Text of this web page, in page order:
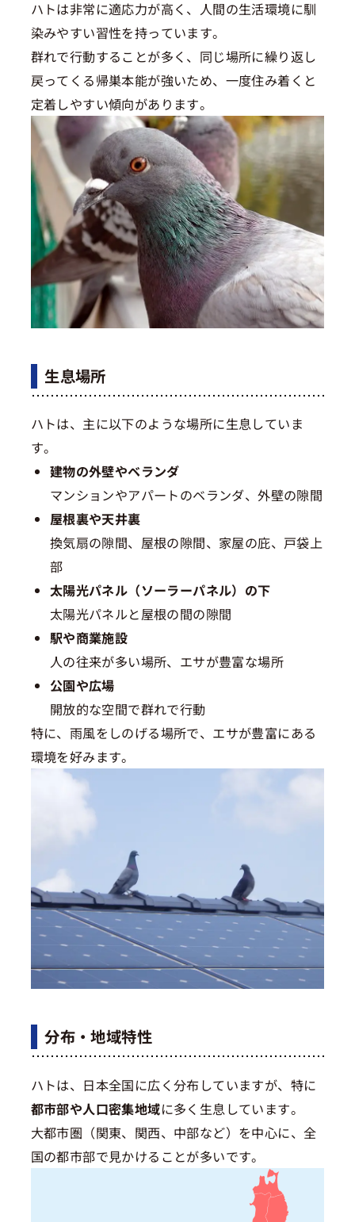
ハトは非常に適応力が高く、人間の生活環境に馴
染みやすい習性を持っています。
群れで行動することが多く、同じ場所に繰り返し
戻ってくる帰巣本能が強いため、一度住み着くと
定着しやすい傾向があります。
生息場所
ハトは、主に以下のような場所に生息していま
す。
建物の外壁やベランダ
マンションやアパートのベランダ、外壁の隙間
屋根裏や天井裏
換気扇の隙間、屋根の隙間、家屋の庇、戸袋上
部
太陽光パネル（ソーラーパネル）の下
太陽光パネルと屋根の間の隙間
駅や商業施設
人の往来が多い場所、エサが豊富な場所
公園や広場
開放的な空間で群れで行動
特に、雨風をしのげる場所で、エサが豊富にある
環境を好みます。
分布・地域特性
ハトは、日本全国に広く分布していますが、特に
都市部や人口密集地域に多く生息しています。
大都市圏（関東、関西、中部など）を中心に、全
国の都市部で見かけることが多いです。